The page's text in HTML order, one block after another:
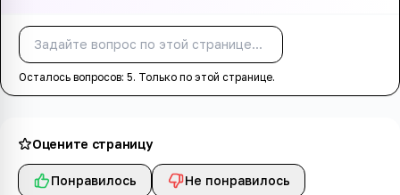
Осталось вопросов: 5. Только по этой странице.
Оцените страницу
Понравилось Не понравилось